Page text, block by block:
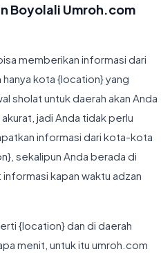
Boyolali Umroh.com
memberikan informasi dari
kota {location} yang
sholat untuk daerah akan Anda
jadi Anda tidak perlu
informasi dari kota-kota
sekalipun Anda berada di
kapan waktu adzan
{location} dan di daerah
menit, untuk itu umroh.com